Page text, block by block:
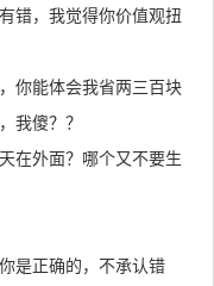
错，我觉得你价值观扭
你能体会我省两三百块
我傻？？
在外面？哪个又不要生
是正确的，不承认错